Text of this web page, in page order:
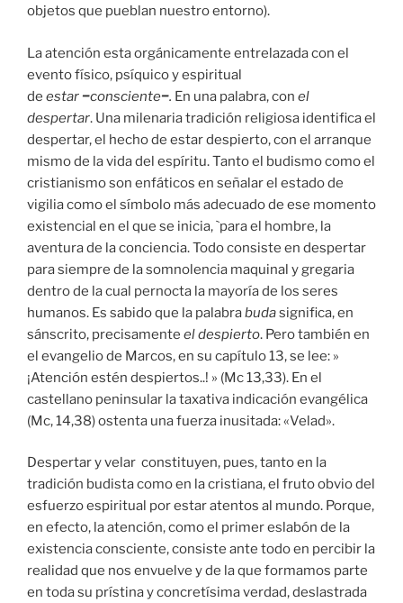
objetos que pueblan nuestro entorno).
La atención esta orgánicamente entrelazada con el
evento físico, psíquico y espiritual
de estar−consciente−. En una palabra, con el
despertar. Una milenaria tradición religiosa identifica el
despertar, el hecho de estar despierto, con el arranque
mismo de la vida del espíritu. Tanto el budismo como el
cristianismo son enfáticos en señalar el estado de
vigilia como el símbolo más adecuado de ese momento
existencial en el que se inicia, `para el hombre, la
aventura de la conciencia. Todo consiste en despertar
para siempre de la somnolencia maquinal y gregaria
dentro de la cual pernocta la mayoría de los seres
humanos. Es sabido que la palabrabudasignifica, en
sánscrito, precisamente el despierto. Pero también en
el evangelio de Marcos, en su capítulo 13, se lee: »
¡Atención estén despiertos..! » (Mc 13,33). En el
castellano peninsular la taxativa indicación evangélica
(Mc, 14,38) ostenta una fuerza inusitada: «Velad».
Despertar y velar constituyen, pues, tanto en la
tradición budista como en la cristiana, el fruto obvio del
esfuerzo espiritual por estar atentos al mundo. Porque,
en efecto, la atención, como el primer eslabón de la
existencia consciente, consiste ante todo en percibir la
realidad que nos envuelve y de la que formamos parte
en toda su prístina y concretísima verdad, deslastrada